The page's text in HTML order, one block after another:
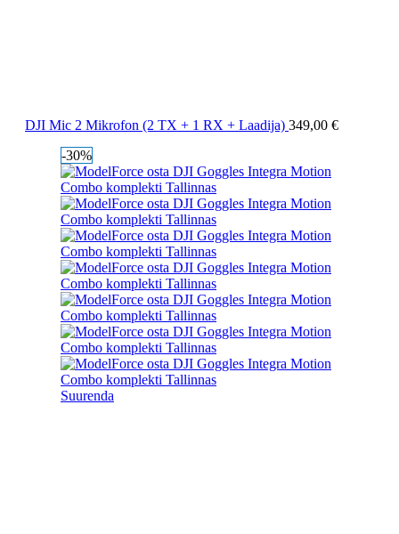
DJI Mic 2 Mikrofon (2 TX + 1 RX + Laadija) 349,00 €
-30%
Suurenda